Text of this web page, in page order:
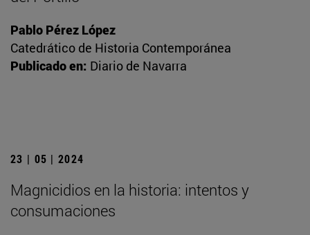
Pablo Pérez López
Catedrático de Historia Contemporánea
Publicado en: Diario de Navarra
23 | 05 | 2024
Magnicidios en la historia: intentos y
consumaciones